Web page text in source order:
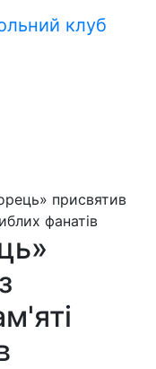
клуб
присвятив
фанатів